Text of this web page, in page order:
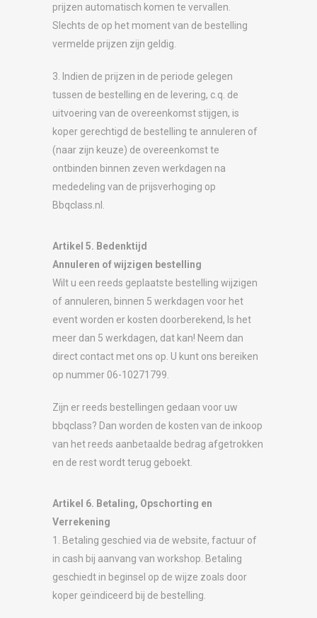
prijzen automatisch komen te vervallen.
Slechts de op het moment van de bestelling
vermelde prijzen zijn geldig.
3. Indien de prijzen in de periode gelegen
tussen de bestelling en de levering, c.q. de
uitvoering van de overeenkomst stijgen, is
koper gerechtigd de bestelling te annuleren of
(naar zijn keuze) de overeenkomst te
ontbinden binnen zeven werkdagen na
mededeling van de prijsverhoging op
Bbqclass.nl.
Artikel 5. Bedenktijd
Annuleren of wijzigen bestelling
Wilt u een reeds geplaatste bestelling wijzigen
of annuleren, binnen 5 werkdagen voor het
event worden er kosten doorberekend, Is het
meer dan 5 werkdagen, dat kan! Neem dan
direct contact met ons op. U kunt ons bereiken
op nummer 06-10271799.
Zijn er reeds bestellingen gedaan voor uw
bbqclass? Dan worden de kosten van de inkoop
van het reeds aanbetaalde bedrag afgetrokken
en de rest wordt terug geboekt.
Artikel 6. Betaling, Opschorting en
Verrekening
1. Betaling geschied via de website, factuur of
in cash bij aanvang van workshop. Betaling
geschiedt in beginsel op de wijze zoals door
koper geïndiceerd bij de bestelling.